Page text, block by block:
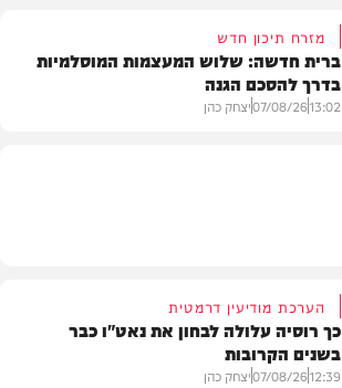
מזרח תיכון חדש
ברית חדשה: שלוש המעצמות המוסלמיות
בדרך להסכם הגנה
13:02
07/08/26יצחק כהן
הערכת מודיעין דרמטית
כך רוסיה עלולה לבחון את נאט"ו כבר
בשנים הקרובות
12:39
07/08/26יצחק כהן